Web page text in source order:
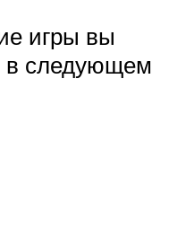
игры вы
в следующем